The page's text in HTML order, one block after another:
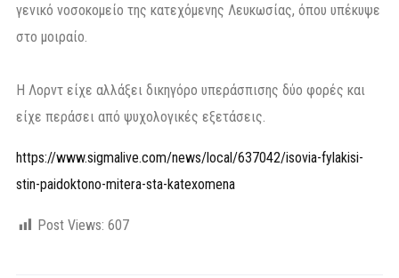
γενικό νοσοκομείο της κατεχόμενης Λευκωσίας, όπου υπέκυψε
στο μοιραίο.
Η Λορντ είχε αλλάξει δικηγόρο υπεράσπισης δύο φορές και
είχε περάσει από ψυχολογικές εξετάσεις.
https://www.sigmalive.com/news/local/637042/isovia-fylakisi-
stin-paidoktono-mitera-sta-katexomena
Post Views: 607